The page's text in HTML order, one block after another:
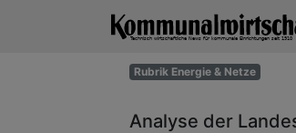
Rubrik Energie & Netze
Analyse der